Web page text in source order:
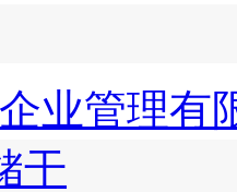
业管理有
干